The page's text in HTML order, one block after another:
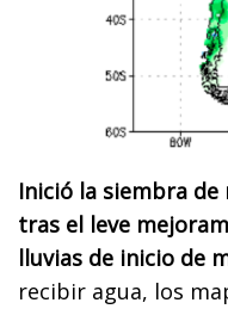
Inició la siembra de
tras el leve
lluvias de inicio de
recibir agua, los